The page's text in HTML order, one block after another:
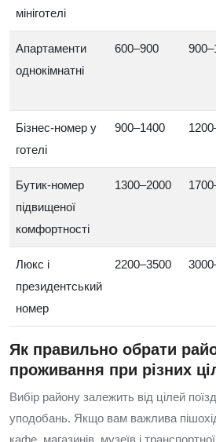
мініготелі
Апартаменти
однокімнатні
600–900
Бізнес-номер у
готелі
900–1400
Бутик-номер
підвищеної
комфортності
1300–2000
Люкс і
президентський
номер
2200–3500
Як правильно обрати
проживання при різних
Вибір району залежить від цілей
уподобань. Якщо вам важлива
кафе, магазинів, музеїв і